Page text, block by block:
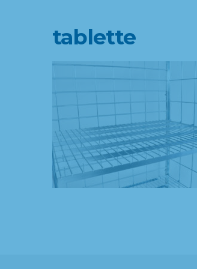
tablette